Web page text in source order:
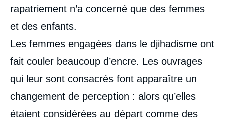
rapatriement n’a concerné que des femmes
et des enfants.
Les femmes engagées dans le djihadisme ont
fait couler beaucoup d’encre. Les ouvrages
qui leur sont consacrés font apparaître un
changement de perception : alors qu’elles
étaient considérées au départ comme des